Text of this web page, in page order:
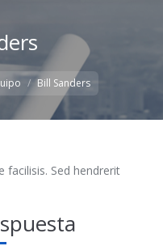
Bill Sanders
facilisis. Sed hendrerit